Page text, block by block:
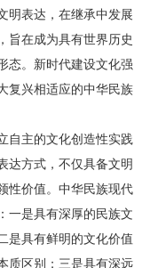
明表达，在继承中发展
旨在成为具有世界历史
态。新时代建设文化强
复兴相适应的中华民族
主的文化创造性实践
达方式，不仅具备文明
性价值。中华民族现代
一是具有深厚的民族文
是具有鲜明的文化价值
质区别；三是具有深远